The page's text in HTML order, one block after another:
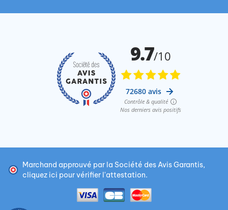
Marchand approuvé par la Société des Avis Garantis,
cliquez ici pour vérifier l'attestation.